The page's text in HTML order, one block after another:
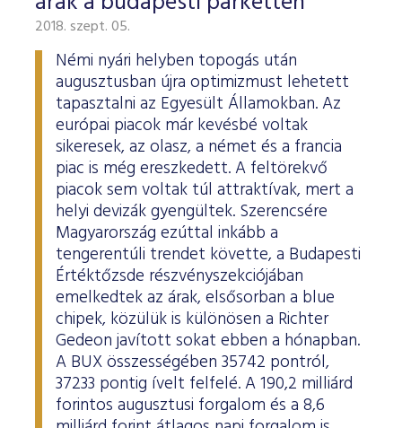
2018. szept. 05.
Némi nyári helyben topogás után
augusztusban újra optimizmust lehetett
tapasztalni az Egyesült Államokban. Az
európai piacok már kevésbé voltak
sikeresek, az olasz, a német és a francia
piac is még ereszkedett. A feltörekvő
piacok sem voltak túl attraktívak, mert a
helyi devizák gyengültek. Szerencsére
Magyarország ezúttal inkább a
tengerentúli trendet követte, a Budapesti
Értéktőzsde részvényszekciójában
emelkedtek az árak, elsősorban a blue
chipek, közülük is különösen a Richter
Gedeon javított sokat ebben a hónapban.
A BUX összességében 35742 pontról,
37233 pontig ívelt felfelé. A 190,2 milliárd
forintos augusztusi forgalom és a 8,6